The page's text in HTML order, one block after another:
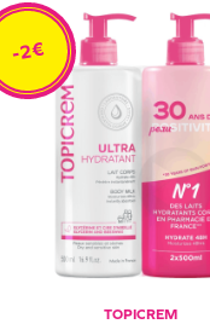
TOPICREM
-2€